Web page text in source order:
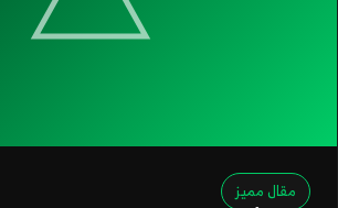
مقال مميز